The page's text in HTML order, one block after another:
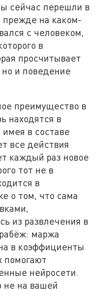
сейчас перешли в
на каком-
с человеком,
в
просчитывает
и поведение
преимущество в
находятся в
в составе
все действия
каждый раз новое
тот не в
в
о том, что сама
из развлечения в
маржа
в коэффициенты
помогают
нейросети.
не на вашей